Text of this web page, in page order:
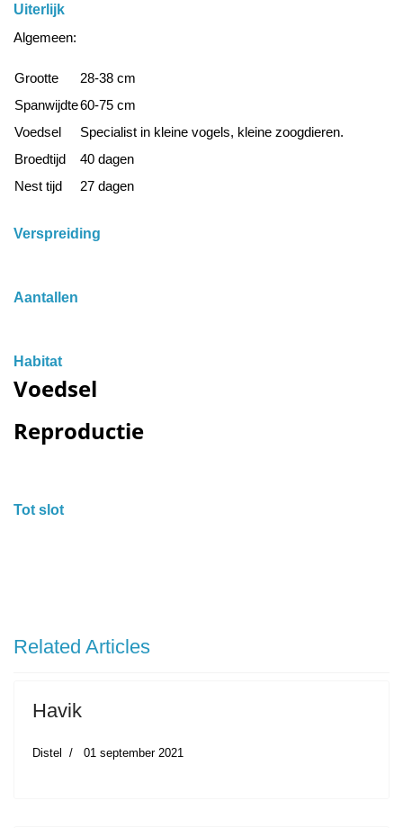
Uiterlijk
Algemeen:
Grootte
28-38 cm
Spanwijdte60-75 cm
Voedsel
Specialist in kleine vogels, kleine zoogdieren.
Broedtijd
40 dagen
Nest tijd
27 dagen
Verspreiding
Aantallen
Habitat
Voedsel
Reproductie
Tot slot
Related Articles
Havik
Distel 01 september 2021